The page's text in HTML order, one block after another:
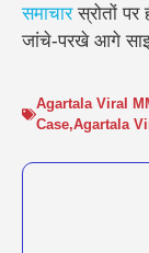
समाचारस्रोतों पर
जांचे-परखे आगे
Agartala Viral
Case,Agartala